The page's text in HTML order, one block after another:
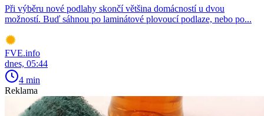
Při výběru nové podlahy skončí většina domácností u dvou
možností. Buď sáhnou po laminátové plovoucí podlaze, nebo po...
FVE.info
dnes, 05:44
4 min
Reklama